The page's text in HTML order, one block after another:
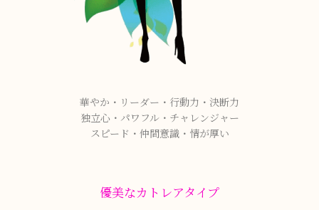
華やか・リーダー・行動力・決断力
独立心・パワフル・チャレンジャー
スピード・仲間意識・情が厚い
優美なカトレアタイプ